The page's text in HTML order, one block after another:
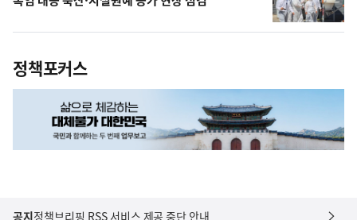
정책포커스
공지정책브리핑 RSS 서비스 제공 중단 안내